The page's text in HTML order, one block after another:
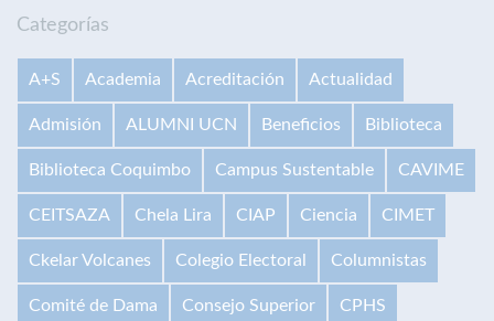
Categorías
A+S Academia Acreditación Actualidad
Admisión ALUMNI UCN Beneficios Biblioteca
Biblioteca Coquimbo Campus Sustentable CAVIME
CEITSAZA Chela Lira CIAP Ciencia CIMET
Ckelar Volcanes Colegio Electoral Columnistas
Comité de Dama Consejo Superior CPHS